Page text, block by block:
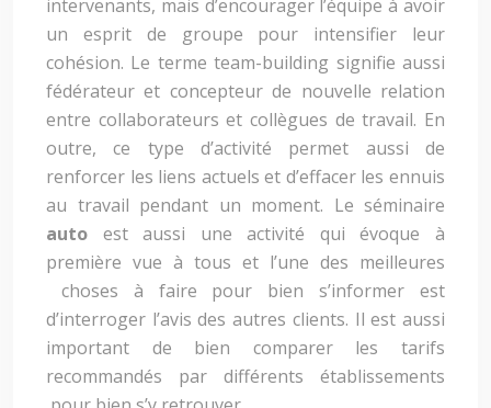
intervenants, mais d’encourager l’équipe à avoir
un esprit de groupe pour intensifier leur
cohésion. Le terme team-building signifie aussi
fédérateur et concepteur de nouvelle relation
entre collaborateurs et collègues de travail. En
outre, ce type d’activité permet aussi de
renforcer les liens actuels et d’effacer les ennuis
au travail pendant un moment. Le séminaire
auto est aussi une activité qui évoque à
première vue à tous et l’une des meilleures
choses à faire pour bien s’informer est
d’interroger l’avis des autres clients. Il est aussi
important de bien comparer les tarifs
recommandés par différents établissements